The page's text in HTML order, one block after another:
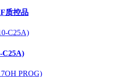
质控品
C25A)